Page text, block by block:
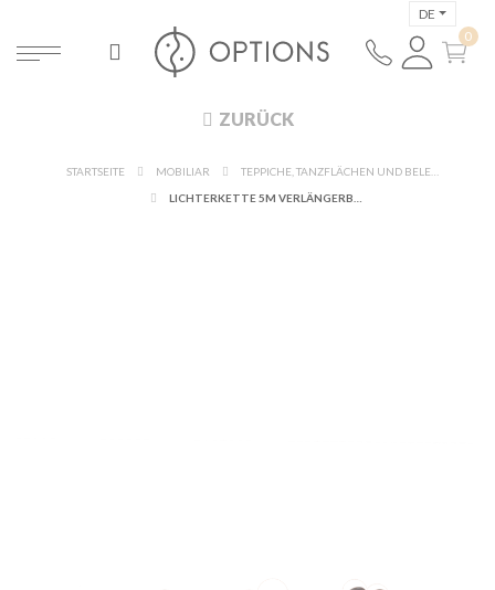
DE
ZURÜCK
STARTSEITE MOBILIAR